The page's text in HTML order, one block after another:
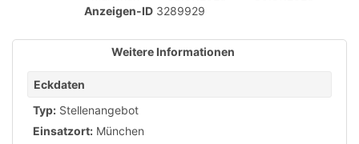
Anzeigen-ID 3289929
Weitere Informationen
Eckdaten
Typ: Stellenangebot
Einsatzort: München